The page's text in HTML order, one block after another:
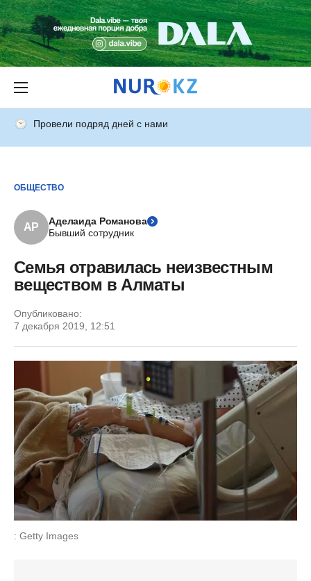
Провели подряд дней с нами
ОБЩЕСТВО
АР
Аделаида Романова
Бывший сотрудник
Семья отравилась неизвестным
веществом в Алматы
Опубликовано:
7 декабря 2019, 12:51
: Getty Images